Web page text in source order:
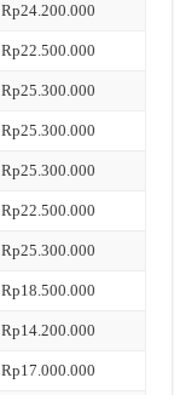
Rp24.200.000
Rp22.500.000
Rp25.300.000
Rp25.300.000
Rp25.300.000
Rp22.500.000
Rp25.300.000
Rp18.500.000
Rp14.200.000
Rp17.000.000